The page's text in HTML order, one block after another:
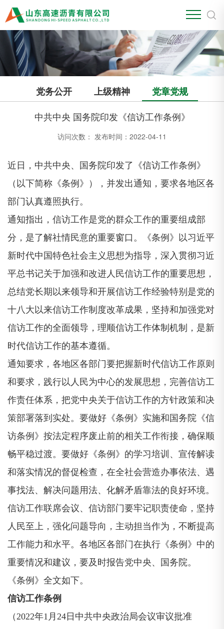
党务公开 上级精神
党章党规
中共中央 国务院印发《信访工作条例》
访问次数： 发布时间：2022-04-11
近日，中共中央、国务院印发了《信访工作条例》
（以下简称《条例》），并发出通知，要求各地区各
部门认真遵照执行。
通知指出，信访工作是党的群众工作的重要组成部
分，是了解社情民意的重要窗口。《条例》以习近平
新时代中国特色社会主义思想为指导，深入贯彻习近
平总书记关于加强和改进人民信访工作的重要思想，
总结党长期以来领导和开展信访工作经验特别是党的
十八大以来信访工作制度改革成果，坚持和加强党对
信访工作的全面领导，理顺信访工作体制机制，是新
时代信访工作的基本遵循。
通知要求，各地区各部门要把握新时代信访工作原则
和要求，践行以人民为中心的发展思想，完善信访工
作责任体系，把党中央关于信访工作的方针政策和决
策部署落到实处。要做好《条例》实施和国务院《信
访条例》按法定程序废止前的相关工作衔接，确保顺
畅平稳过渡。要做好《条例》的学习培训、宣传解读
和落实情况的督促检查，在全社会营造办事依法、遇
事找法、解决问题用法、化解矛盾靠法的良好环境。
信访工作联席会议、信访部门要牢记职责使命，坚持
人民至上，强化问题导向，主动担当作为，不断提高
工作能力和水平。各地区各部门在执行《条例》中的
重要情况和建议，要及时报告党中央、国务院。
《条例》全文如下。
信访工作条例
（2022年1月24日中共中央政治局会议审议批准